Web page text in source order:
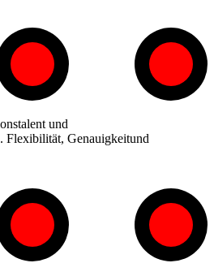
und
Flexibilität, Genauigkeitund